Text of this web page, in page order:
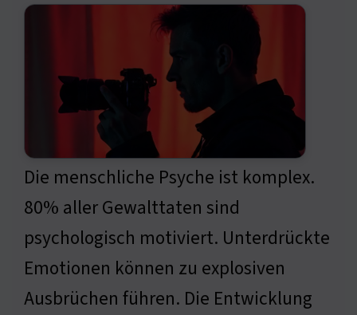
Die menschliche Psyche ist komplex.
80% aller Gewalttaten sind
psychologisch motiviert. Unterdrückte
Emotionen können zu explosiven
Ausbrüchen führen. Die Entwicklung